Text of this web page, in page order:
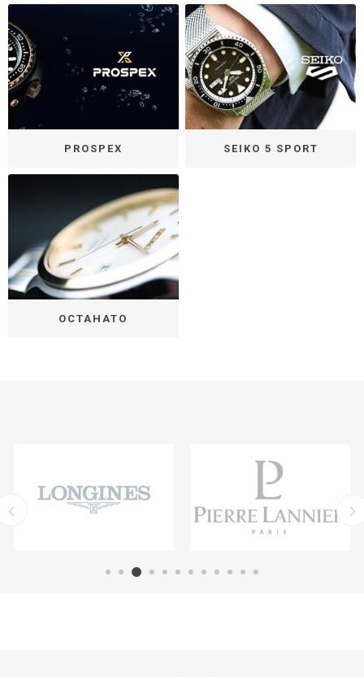
PROSPEX SEIKO 5 SPORT
ОСТАНАТО